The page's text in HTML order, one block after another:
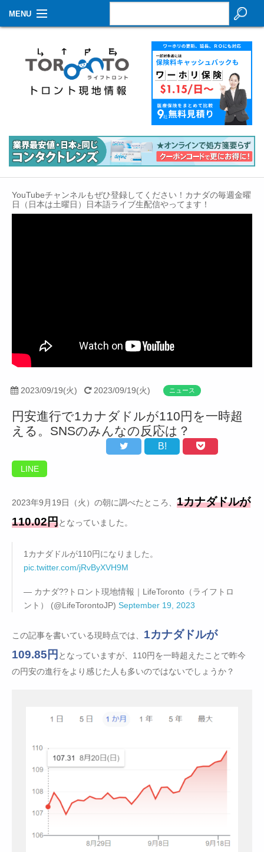
MENU
生活情報
その他
イベントカレンダー
Contact
YouTubeチャンネルもぜひ登録してください！カナダの毎週金曜
日（日本は土曜日）日本語ライブ生配信やってます！
2023/09/19(火) 2023/09/19(火) ニュース
円安進行で1カナダドルが110円を一時超
える。SNSのみんなの反応は？
B!
LINE
2023年9月19日（火）の朝に調べたところ、 1カナダドルが
110.02円となっていました。
1カナダドルが110円になりました。
pic.twitter.com/jRvByXVH9M
— カナダ??トロント現地情報｜LifeToronto（ライフトロ
ント） (@LifeTorontoJP) September 19, 2023
この記事を書いている現時点では、 1カナダドルが
109.85円となっていますが、110円を一時超えたことで昨今
の円安の進行をより感じた人も多いのではないでしょうか？